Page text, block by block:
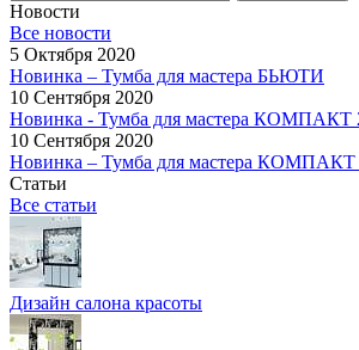
Новости
Все новости
5 Октября 2020
Новинка – Тумба для мастера БЬЮТИ
10 Сентября 2020
Новинка - Тумба для мастера КОМПАКТ
10 Сентября 2020
Новинка – Тумба для мастера КОМПАКТ
Статьи
Все статьи
Дизайн салона красоты